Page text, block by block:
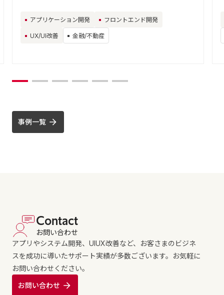
アプリケーション開発 フロントエンド開発
UX/UI改善 金融/不動産
事例一覧
Contact
お問い合わせ
アプリやシステム開発、UIUX改善など、お客さまのビジネ
スを成功に導いたサポート実績が多数ございます。お気軽に
お問い合わせください。
お問い合わせ